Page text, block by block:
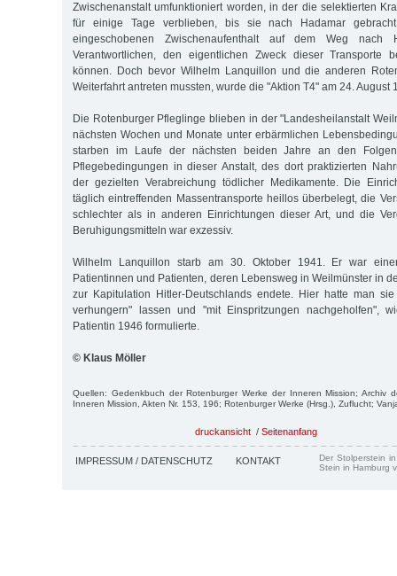
Zwischenanstalt umfunktioniert worden, in der die selektierten
für einige Tage verblieben, bis sie nach Hadamar
eingeschobenen Zwischenaufenthalt auf dem Weg nach
Verantwortlichen, den eigentlichen Zweck dieser Transporte
können. Doch bevor Wilhelm Lanquillon und die anderen
Weiterfahrt antreten mussten, wurde die "Aktion T4" am 24. August
Die Rotenburger Pfleglinge blieben in der "Landesheilanstalt
nächsten Wochen und Monate unter erbärmlichen
starben im Laufe der nächsten beiden Jahre an den
Pflegebedingungen in dieser Anstalt, des dort praktizierten
der gezielten Verabreichung tödlicher Medikamente. Die
täglich eintreffenden Massentransporte heillos überbelegt, die
schlechter als in anderen Einrichtungen dieser Art, und die
Beruhigungsmitteln war exzessiv.
Wilhelm Lanquillon starb am 30. Oktober 1941. Er war
Patientinnen und Patienten, deren Lebensweg in Weilmünster in
zur Kapitulation Hitler-Deutschlands endete. Hier hatte man
verhungern" lassen und "mit Einspritzungen nachgeholfen",
Patientin 1946 formulierte.
© Klaus Möller
Quellen: Gedenkbuch der Rotenburger Werke der Inneren Mission; Archiv
Inneren Mission, Akten Nr. 153, 196; Rotenburger Werke (Hrsg.), Zuflucht;
druckansicht / Seitenanfang
IMPRESSUM / DATENSCHUTZ KONTAKT
Der Stolperstein
Stein in Hamburg